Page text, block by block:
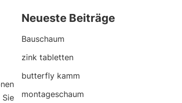
Neueste Beiträge
Bauschaum
zink tabletten
butterfly kamm
montageschaum